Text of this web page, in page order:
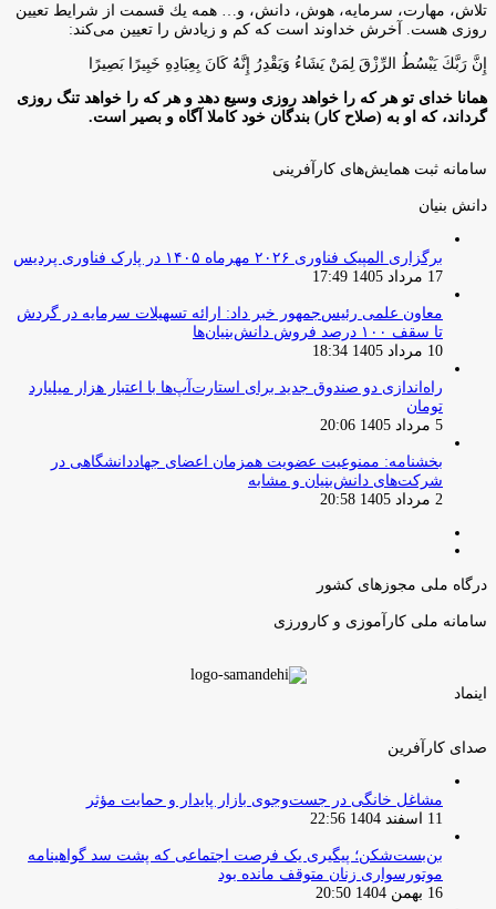
تلاش، مهارت، سرمايه، هوش، دانش، و… همه يك قسمت از شرايط تعيين
روزى هست. آخرش خداوند است كه كم و زيادش را تعيين مى‌كند:
إِنَّ رَبَّكَ يَبْسُطُ الرِّزْقَ لِمَنْ يَشَاءُ وَيَقْدِرُ إِنَّهُ كَانَ بِعِبَادِهِ خَبِيرًا بَصِيرًا
همانا خدای تو هر که را خواهد روزی وسیع دهد و هر که را خواهد تنگ روزی
گرداند، که او به (صلاح کار) بندگان خود کاملا آگاه و بصیر است.
سامانه ثبت همایش‌های کارآفرینی
دانش‌ بنیان‌
برگزاری المپیک فناوری ۲۰۲۶ مهرماه ۱۴۰۵ در پارک فناوری پردیس
17 مرداد 1405 17:49
معاون علمی رئیس‌جمهور خبر داد: ارائه تسهیلات سرمایه در گردش
تا سقف ۱۰۰ درصد فروش دانش‌بنیان‌ها
10 مرداد 1405 18:34
راه‌اندازی دو صندوق جدید برای استارت‌آپ‌ها با اعتبار هزار میلیارد
تومان
5 مرداد 1405 20:06
بخشنامه: ممنوعیت عضویت همزمان اعضای جهاددانشگاهی در
شرکت‌های دانش‌بنیان و مشابه
2 مرداد 1405 20:58
درگاه ملی مجوزهای کشور
سامانه ملی کارآموزی و کارورزی
اینماد
صدای کارآفرین
مشاغل خانگی در جست‌وجوی بازار پایدار و حمایت مؤثر
11 اسفند 1404 22:56
بن‌بست‌شکن؛ پیگیری یک فرصت اجتماعی که پشت سد گواهینامه
موتورسواری زنان متوقف مانده بود
16 بهمن 1404 20:50